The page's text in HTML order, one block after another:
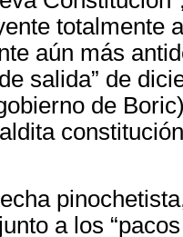
totalmente
aún más
salida” de
de
a los